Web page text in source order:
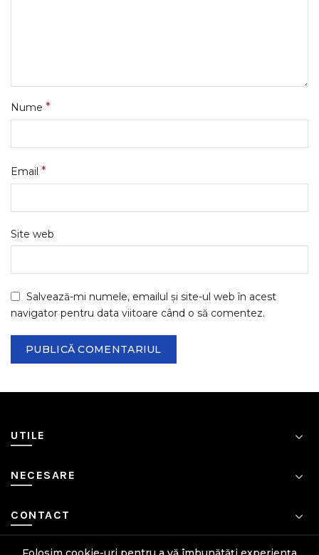
Nume *
Email *
Site web
Salvează-mi numele, emailul și site-ul web în acest
navigator pentru data viitoare când o să comentez.
UTILE
NECESARE
CONTACT